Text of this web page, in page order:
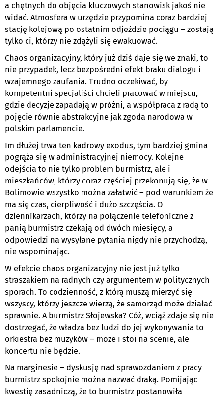
a chętnych do objęcia kluczowych stanowisk jakoś nie
widać. Atmosfera w urzędzie przypomina coraz bardziej
stację kolejową po ostatnim odjeździe pociągu – zostają
tylko ci, którzy nie zdążyli się ewakuować.
Chaos organizacyjny, który już dziś daje się we znaki, to
nie przypadek, lecz bezpośredni efekt braku dialogu i
wzajemnego zaufania. Trudno oczekiwać, by
kompetentni specjaliści chcieli pracować w miejscu,
gdzie decyzje zapadają w próżni, a współpraca z radą to
pojęcie równie abstrakcyjne jak zgoda narodowa w
polskim parlamencie.
Im dłużej trwa ten kadrowy exodus, tym bardziej gmina
pogrąża się w administracyjnej niemocy. Kolejne
odejścia to nie tylko problem burmistrz, ale i
mieszkańców, którzy coraz częściej przekonują się, że w
Bolimowie wszystko można załatwić – pod warunkiem że
ma się czas, cierpliwość i dużo szczęścia. O
dziennikarzach, którzy na połączenie telefoniczne z
panią burmistrz czekają od dwóch miesięcy, a
odpowiedzi na wysyłane pytania nigdy nie przychodzą,
nie wspominając.
W efekcie chaos organizacyjny nie jest już tylko
straszakiem na radnych czy argumentem w politycznych
sporach. To codzienność, z którą muszą mierzyć się
wszyscy, którzy jeszcze wierzą, że samorząd może działać
sprawnie. A burmistrz Słojewska? Cóż, wciąż zdaje się nie
dostrzegać, że władza bez ludzi do jej wykonywania to
orkiestra bez muzyków – może i stoi na scenie, ale
koncertu nie będzie.
Na marginesie – dyskusję nad sprawozdaniem z pracy
burmistrz spokojnie można nazwać draką. Pomijając
kwestię zasadniczą, że to burmistrz postanowiła